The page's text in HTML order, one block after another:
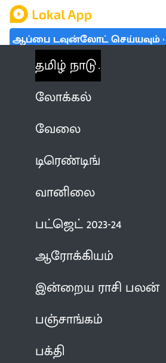
ஆப்பை டவுன்லோட் செய்யவும்
தமிழ் நாடு
லோக்கல்
வேலை
டிரெண்டிங்
வானிலை
பட்ஜெட் 2023-24
ஆரோக்கியம்
இன்றைய ராசி பலன்
பஞ்சாங்கம்
பக்தி